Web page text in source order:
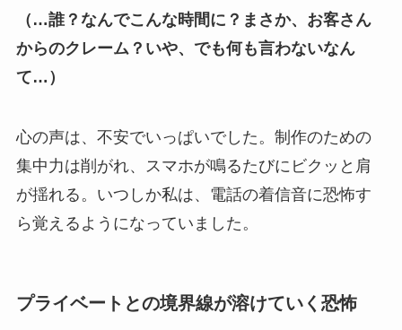
（…誰？なんでこんな時間に？まさか、お客さん
からのクレーム？いや、でも何も言わないなん
て…）
心の声は、不安でいっぱいでした。制作のための
集中力は削がれ、スマホが鳴るたびにビクッと肩
が揺れる。いつしか私は、電話の着信音に恐怖す
ら覚えるようになっていました。
プライベートとの境界線が溶けていく恐怖